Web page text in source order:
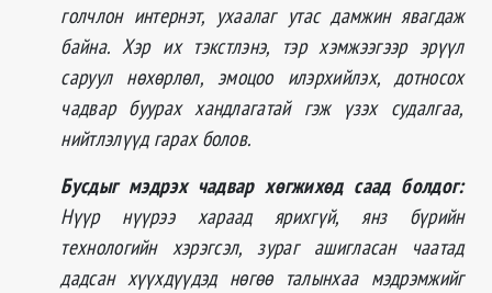
голчлон интернэт, ухаалаг утас дамжин явагдаж
байна. Хэр их тэкстлэнэ, тэр хэмжээгээр эрүүл
саруул нөхөрлөл, эмоцоо илэрхийлэх, дотносох
чадвар буурах хандлагатай гэж үзэх судалгаа,
нийтлэлүүд гарах болов.
Бусдыг мэдрэх чадвар хөгжихөд саад болдог:
Нүүр нүүрээ хараад ярихгүй, янз бүрийн
технологийн хэрэгсэл, зураг ашигласан чаатад
дадсан хүүхдүүдэд нөгөө талынхаа мэдрэмжийг